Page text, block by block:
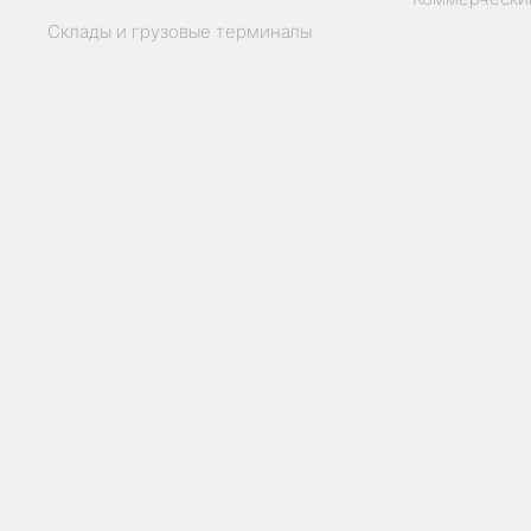
Склады и грузовые терминалы